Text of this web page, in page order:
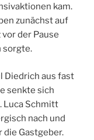
kam.
zunächst auf
der Pause
sorgte.
Diedrich aus fast
senkte sich
Luca Schmitt
nach und
Gastgeber.